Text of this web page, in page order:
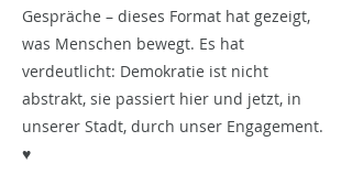
Gespräche – dieses Format hat gezeigt,
was Menschen bewegt. Es hat
verdeutlicht: Demokratie ist nicht
abstrakt, sie passiert hier und jetzt, in
unserer Stadt, durch unser Engagement.
♥️